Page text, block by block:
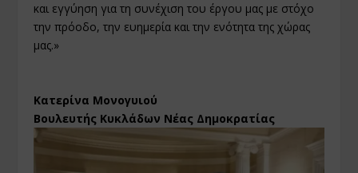
και εγγύηση για τη συνέχιση του έργου μας με στόχο
την πρόοδο, την ευημερία και την ενότητα της χώρας
μας.»
Κατερίνα Μονογυιού
Βουλευτής Κυκλάδων Νέας Δημοκρατίας